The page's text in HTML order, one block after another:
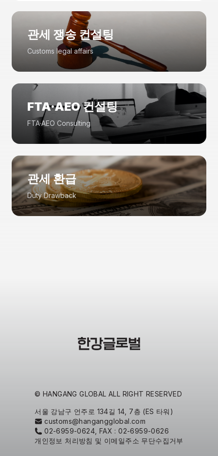
관세 쟁송 컨설팅
Customs legal affairs
FTA·AEO 컨설팅
FTA·AEO Consulting
관세 환급
Duty Drawback
© HANGANG GLOBAL ALL RIGHT RESERVED
서울 강남구 언주로 134길 14, 7층 (ES 타워)
customs@hangangglobal.com
02-6959-0624, FAX : 02-6959-0626
개인정보 처리방침 및 이메일주소 무단수집거부